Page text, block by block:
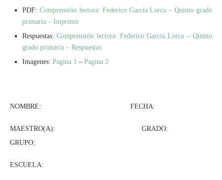
PDF: Comprensión lectora: Federico Garcia Lorca – Quinto grado
primaria – Imprimir
Respuestas:Comprensión lectora: Federico Garcia Lorca – Quinto
grado primaria – Respuestas
Imagenes: Pagina 1 – Pagina 2
NOMBRE: FECHA:
MAESTRO(A): GRADO:
GRUPO:
ESCUELA: